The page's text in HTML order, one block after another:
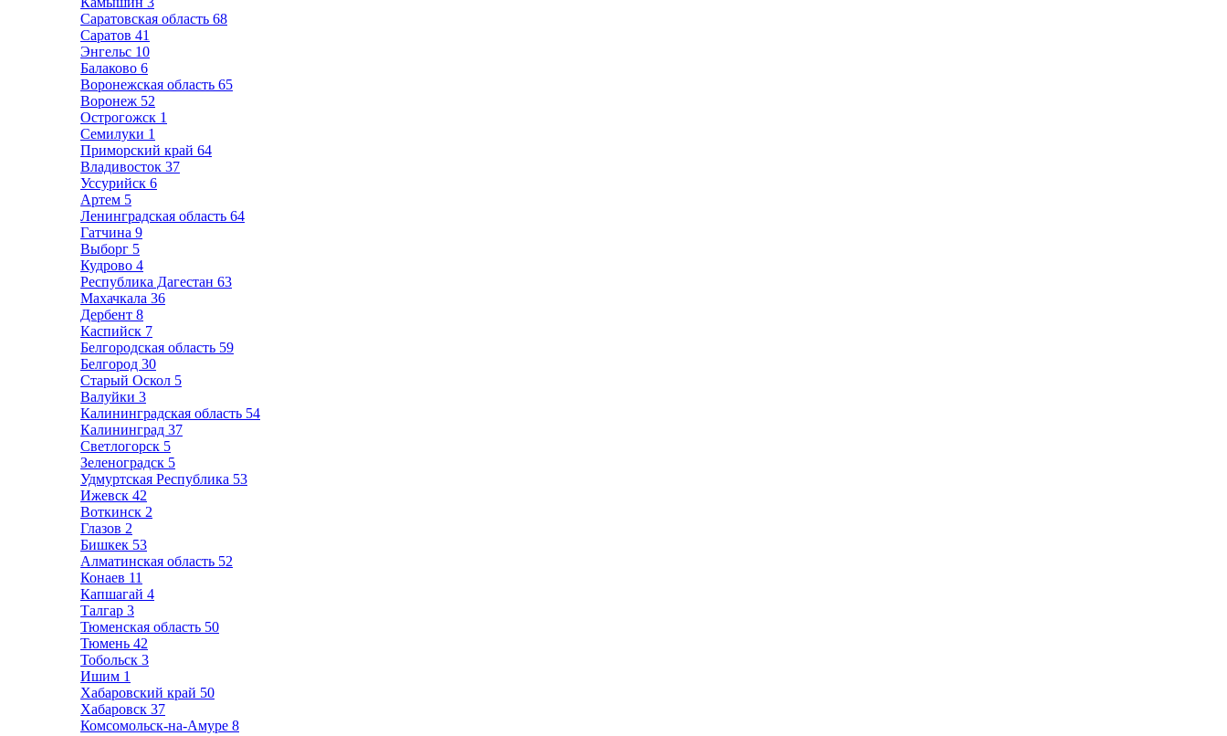
Саратовская область 68
Саратов 41
Энгельс 10
Балаково 6
Воронежская область 65
Воронеж 52
Острогожск 1
Семилуки 1
Приморский край 64
Владивосток 37
Уссурийск 6
Артем 5
Ленинградская область 64
Гатчина 9
Выборг 5
Кудрово 4
Республика Дагестан 63
Махачкала 36
Дербент 8
Каспийск 7
Белгородская область 59
Белгород 30
Старый Оскол 5
Валуйки 3
Калининградская область 54
Калининград 37
Светлогорск 5
Зеленоградск 5
Удмуртская Республика 53
Ижевск 42
Воткинск 2
Глазов 2
Бишкек 53
Алматинская область 52
Конаев 11
Капшагай 4
Талгар 3
Тюменская область 50
Тюмень 42
Тобольск 3
Ишим 1
Хабаровский край 50
Хабаровск 37
Комсомольск-на-Амуре 8